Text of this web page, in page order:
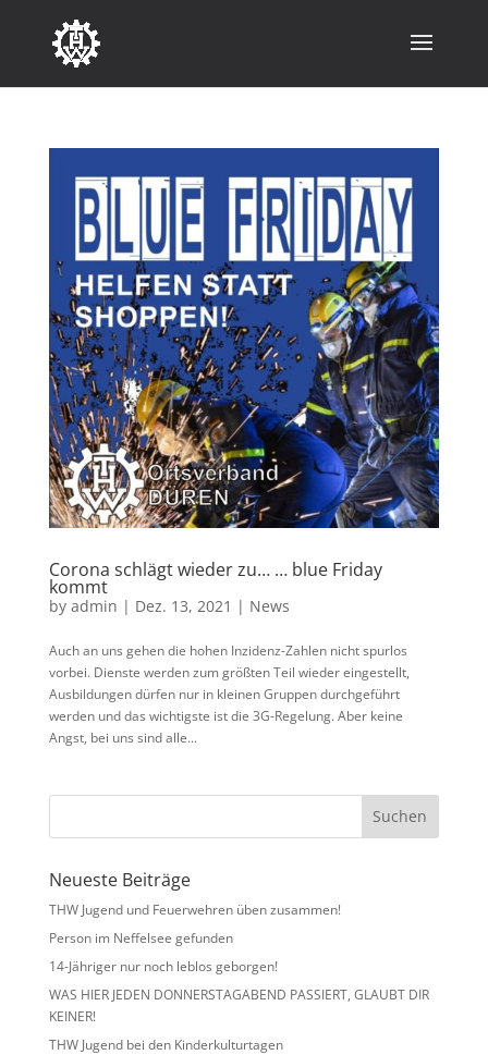
Corona schlägt wieder zu… … blue Friday
kommt
by admin | Dez. 13, 2021 | News
Auch an uns gehen die hohen Inzidenz-Zahlen nicht spurlos
vorbei. Dienste werden zum größten Teil wieder eingestellt,
Ausbildungen dürfen nur in kleinen Gruppen durchgeführt
werden und das wichtigste ist die 3G-Regelung. Aber keine
Angst, bei uns sind alle...
Neueste Beiträge
THW Jugend und Feuerwehren üben zusammen!
Person im Neffelsee gefunden
14-Jähriger nur noch leblos geborgen!
WAS HIER JEDEN DONNERSTAGABEND PASSIERT, GLAUBT DIR
KEINER!
THW Jugend bei den Kinderkulturtagen